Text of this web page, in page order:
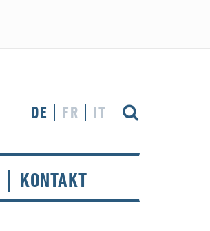
DE FR IT
KONTAKT